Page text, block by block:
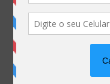
Padtec inaugura
alta no mercado do
Marketing